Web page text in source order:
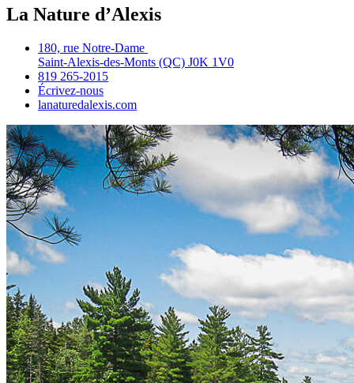
La Nature d’Alexis
180, rue Notre‑Dame
Saint‑Alexis‑des‑Monts (QC) J0K 1V0
819 265‑2015
Écrivez‑nous
lanaturedalexis.com